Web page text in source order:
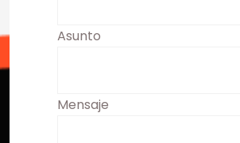
Asunto
Mensaje